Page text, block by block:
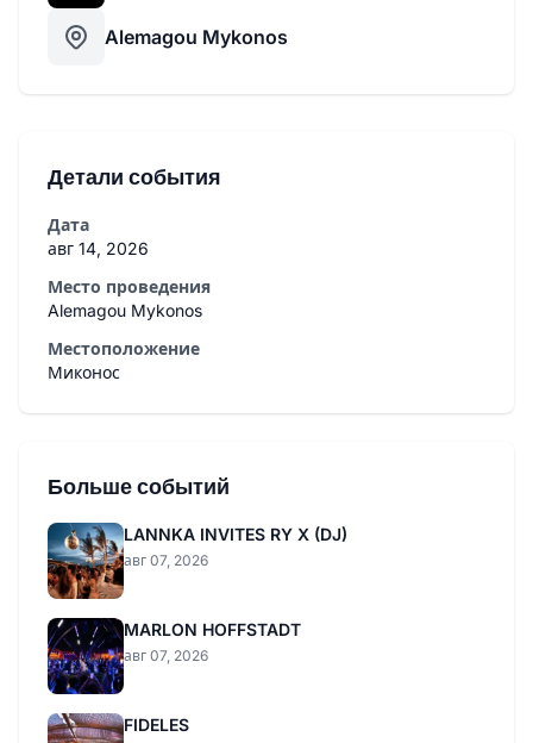
Alemagou Mykonos
Детали события
Дата
авг 14, 2026
Место проведения
Alemagou Mykonos
Местоположение
Миконос
Больше событий
LANNKA INVITES RY X (DJ)
авг 07, 2026
MARLON HOFFSTADT
авг 07, 2026
FIDELES